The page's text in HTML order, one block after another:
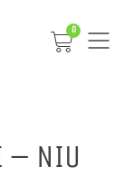
0
– NIU